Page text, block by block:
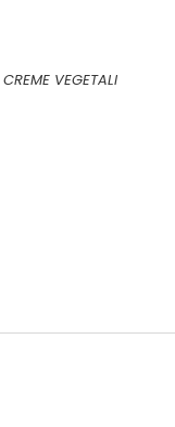
CREME VEGETALI